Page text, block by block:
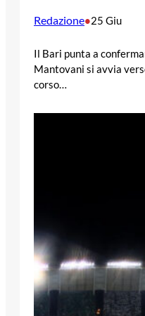
Redazione•25 Giu
Il Bari punta a
Mantovani si avvia
corso…